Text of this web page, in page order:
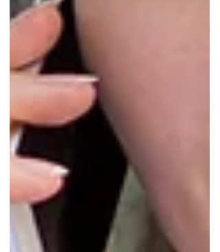
手机成了我们...